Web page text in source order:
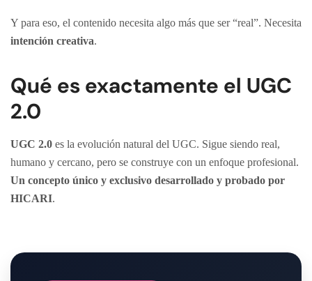
Y para eso, el contenido necesita algo más que ser “real”. Necesita
intención creativa.
Qué es exactamente el UGC
2.0
UGC 2.0 es la evolución natural del UGC. Sigue siendo real,
humano y cercano, pero se construye con un enfoque profesional.
Un concepto único y exclusivo desarrollado y probado por
HICARI.